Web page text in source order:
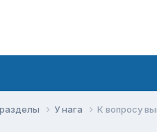
У нага К вопросу